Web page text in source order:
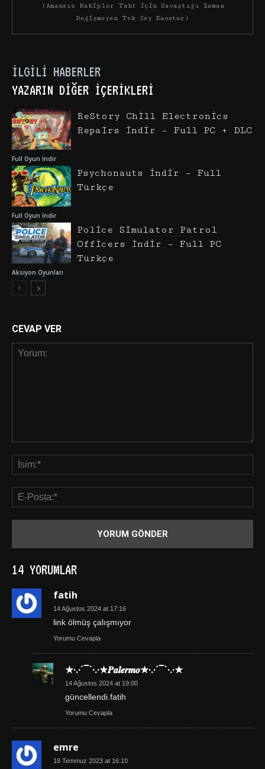
(Amansız Rakipler Taht İçin Savaştığı Zaman
Değişmeyen Tek Şey Kaostur)
İLGILI HABERLER
YAZARIN DIĞER İÇERIKLERI
Full Oyun İndir
ReStory Chill Electronics
Repairs İndir – Full PC + DLC
Full Oyun İndir
Psychonauts İndir – Full
Türkçe
Aksiyon Oyunları
Police Simulator Patrol
Officers İndir – Full PC
Türkçe
CEVAP VER
14 YORUMLAR
fatih
14 Ağustos 2024 at 17:16
link ölmüş çalışmıyor
Yorumu Cevapla
★·.·´¯`·.·★𝑷𝒂𝒍𝒆𝒓𝒎𝒐★·.·´¯`·.·★
14 Ağustos 2024 at 19:00
güncellendi.fatih
Yorumu Cevapla
emre
18 Temmuz 2023 at 16:10